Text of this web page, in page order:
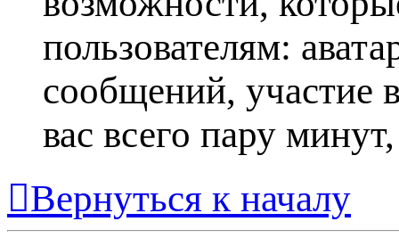
пользователям:
сообщений, участие
вас всего пару
Вернуться к началу